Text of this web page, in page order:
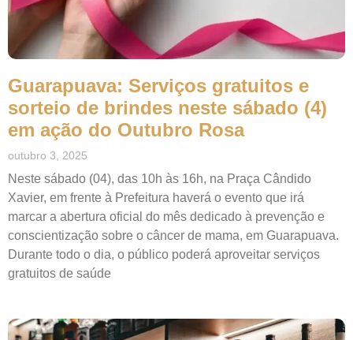
Guarapuava: Serviços gratuitos e
sorteio de brindes neste sábado (4)
em ação do Outubro Rosa
outubro 3, 2025
Neste sábado (04), das 10h às 16h, na Praça Cândido
Xavier, em frente à Prefeitura haverá o evento que irá
marcar a abertura oficial do mês dedicado à prevenção e
conscientização sobre o câncer de mama, em Guarapuava.
Durante todo o dia, o público poderá aproveitar serviços
gratuitos de saúde